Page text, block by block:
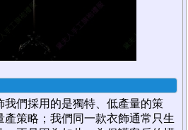
我們採用的是獨特、低產量的策
策略；我們同一款衣飾通常只生